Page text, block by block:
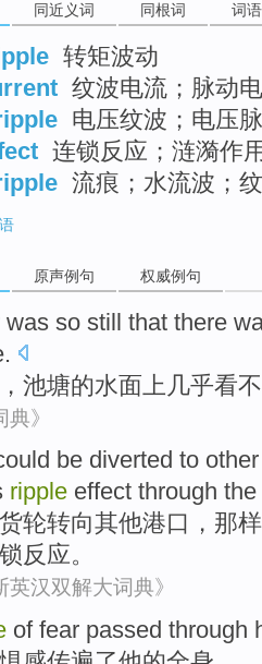
同近义词 同根词 词
转矩波动
纹波电流；脉动
电压纹波；电压
连锁反应；涟漪作
流痕；水流波；
原声例句 权威例句
was so still that there
.
， 池塘的水面 上 几乎看
典》
be diverted to other
ripple effect through the
轮转向其他港口 ， 那样
反应。
英汉双解大词典》
of fear passed through